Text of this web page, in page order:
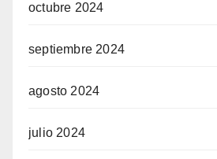
octubre 2024
septiembre 2024
agosto 2024
julio 2024